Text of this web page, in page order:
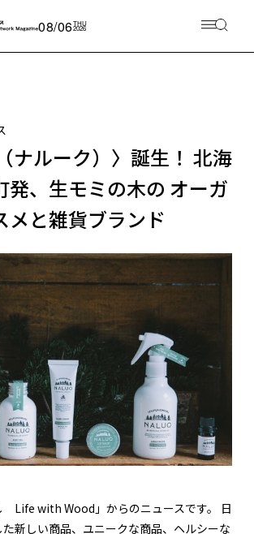
08/06THU
2026
ナルーク）〉誕生！ 北海
発、生モミの木の オーガ
メと雑貨ブランド
Life with Wood」からのニュースです。 日
新しい商品、ユニークな商品、ヘルシーな